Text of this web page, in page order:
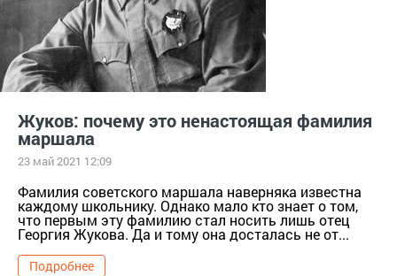
Жуков: почему это ненастоящая фамилия
маршала
23 май 2021 12:09
Фамилия советского маршала наверняка известна
каждому школьнику. Однако мало кто знает о том,
что первым эту фамилию стал носить лишь отец
Георгия Жукова. Да и тому она досталась не от...
Подробнее